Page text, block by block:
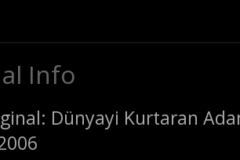
Info
Dünyayi Kurtaran